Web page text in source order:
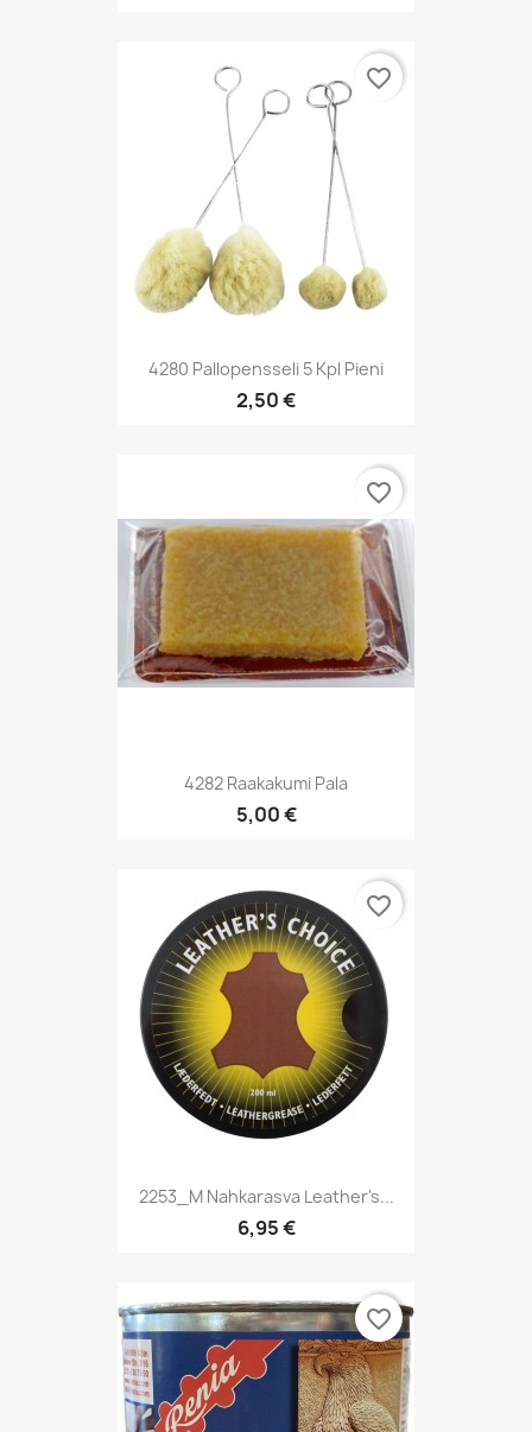
4280 Pallopensseli 5 Kpl Pieni
2,50 €
favorite_border
4282 Raakakumi Pala
5,00 €
favorite_border
2253_M Nahkarasva Leather's...
6,95 €
favorite_border
favorite_border